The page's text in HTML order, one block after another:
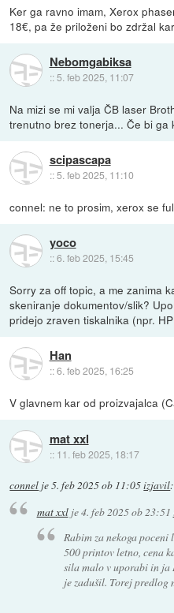
Ker ga ravno imam, Xerox
18€, pa že priloženi bo zdržal
Nebomgabiksa
:: 5. feb 2025, 11:07
Na mizi se mi valja ČB laser
trenutno brez tonerja... Če bi ga
scipascapa
::5. feb 2025, 11:10
connel: ne to prosim, xerox se
yoco
::6. feb 2025, 15:45
Sorry za off topic, a me zanima
skeniranje dokumentov/slik?
pridejo zraven tiskalnika (npr.
Han
::6. feb 2025, 16:25
V glavnem kar od proizvajalca
mat xxl
:: 11. feb 2025, 18:17
connel je5. feb 2025 ob 11:05izjavil:
mat xxlje4. feb 2025 ob 23:51
Rabim za nekoga
500 printov letno, cena
sila malo v uporabi in ja
je zadušil. Torej predlog